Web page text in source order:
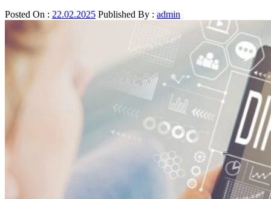
Posted On : 22.02.2025 Published By : admin